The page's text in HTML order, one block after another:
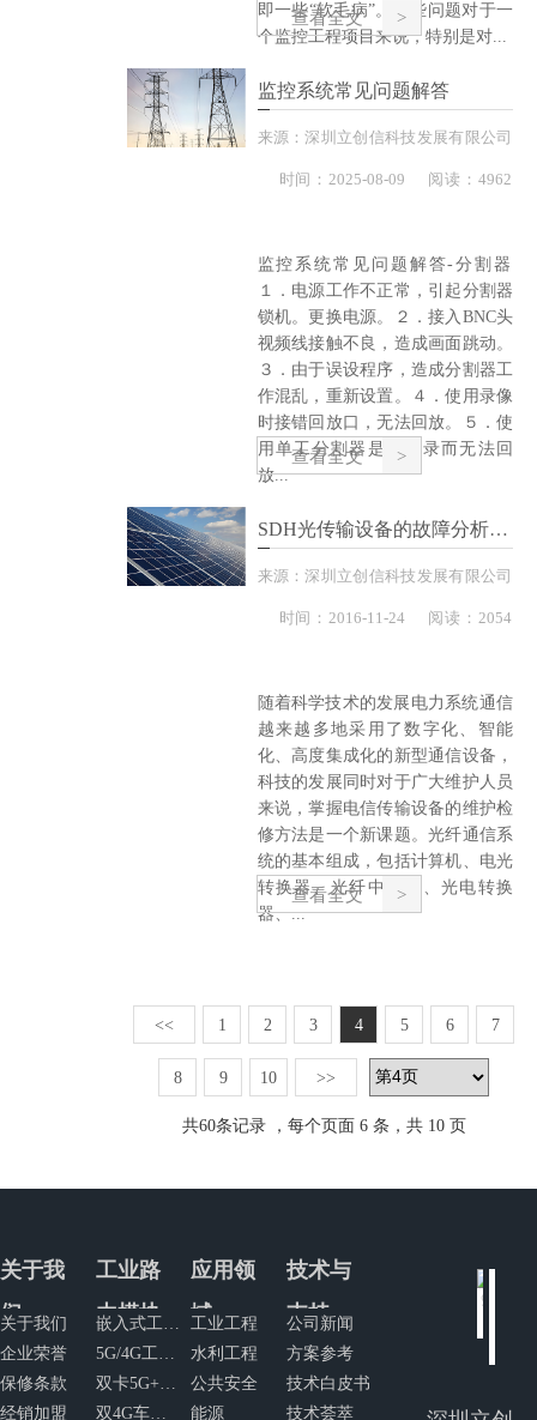
即一些“软毛病”。这些问题对于一
个监控工程项目来说，特别是对...
查看全文
监控系统常见问题解答
来源：深圳立创信科技发展有限公司
时间：2025-08-09 阅读：4962
监控系统常见问题解答-分割器
１．电源工作不正常，引起分割器
锁机。更换电源。２．接入BNC头
视频线接触不良，造成画面跳动。
３．由于误设程序，造成分割器工
作混乱，重新设置。４．使用录像
时接错回放口，无法回放。５．使
用单工分割器是只能录而无法回
放...
查看全文
SDH光传输设备的故障分析及维护措施
来源：深圳立创信科技发展有限公司
时间：2016-11-24 阅读：2054
随着科学技术的发展电力系统通信
越来越多地采用了数字化、智能
化、高度集成化的新型通信设备，
科技的发展同时对于广大维护人员
来说，掌握电信传输设备的维护检
修方法是一个新课题。光纤通信系
统的基本组成，包括计算机、电光
转换器、光纤中继器、光电转换
器、...
查看全文
<< 1 2 3 4 5 6 7
8 9 10 >>
共60条记录 ，每个页面 6 条，共 10 页
关于我
们
关于我们
企业荣誉
保修条款
经销加盟
工业路
由模块
嵌入式工业路由模块
5G/4G工业网关
双卡5G+4G工业网关
双4G车规级路由器
应用领
域
工业工程
水利工程
公共安全
能源
技术与
支持
公司新闻
方案参考
技术白皮书
技术荟萃